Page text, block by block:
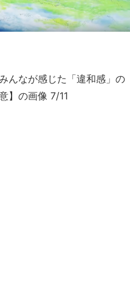
んなが感じた「違和感」の
】の画像 7/11